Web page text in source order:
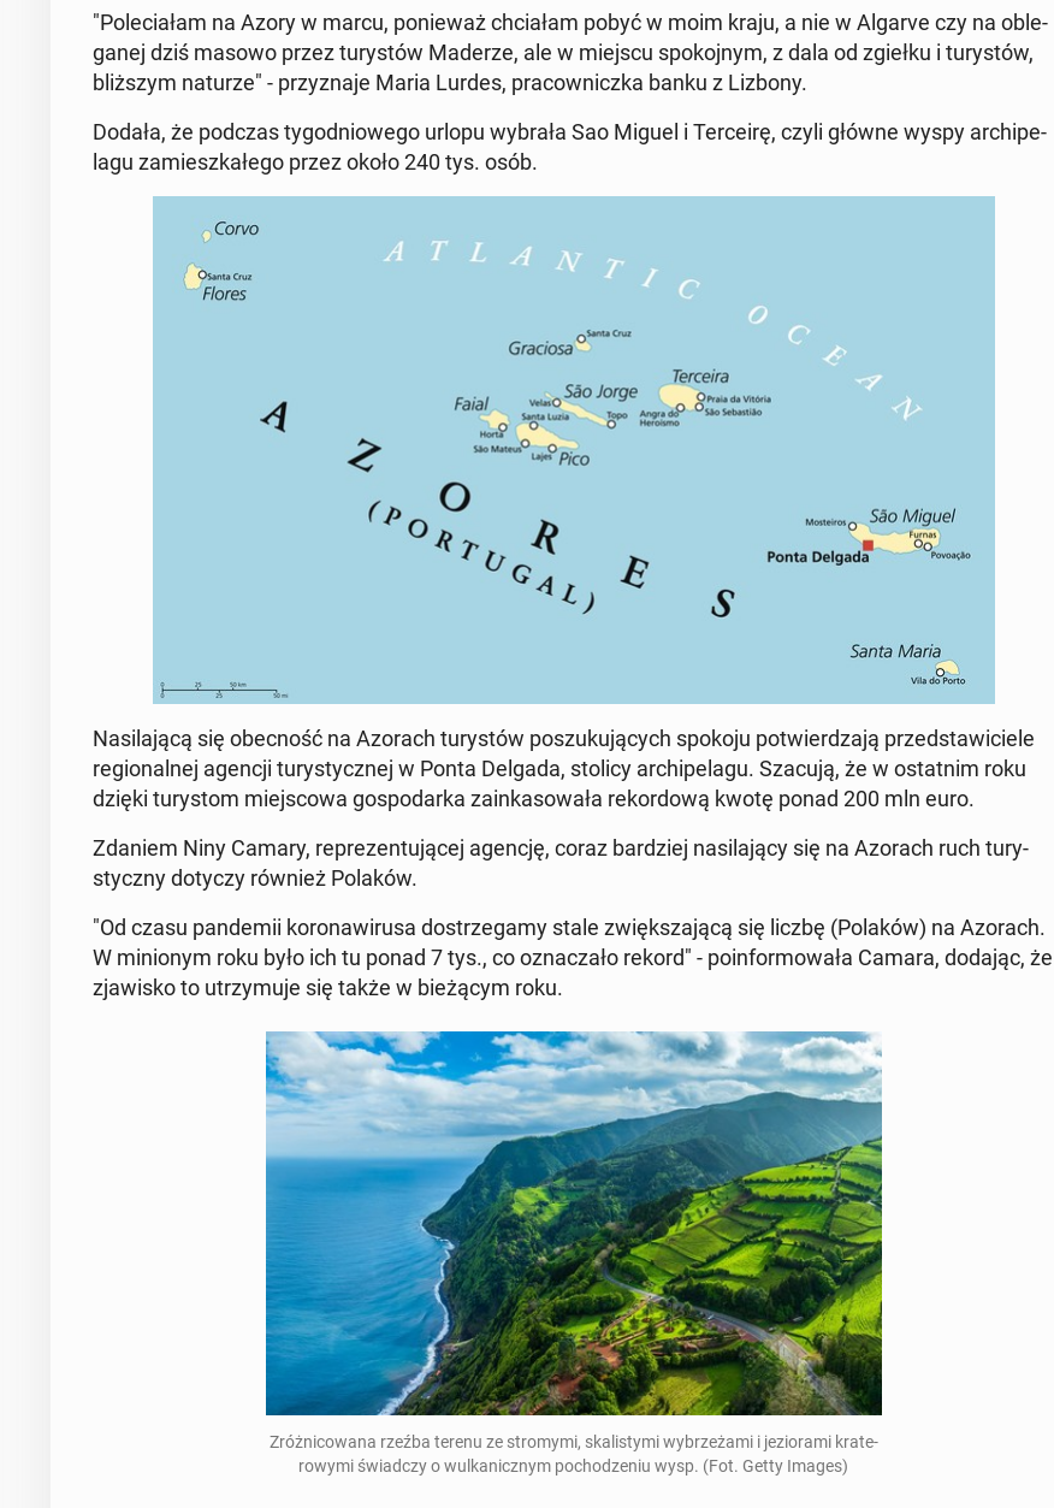
"Po­le­cia­łam na Azory w marcu, po­nie­waż chcia­łam pobyć w moim kraju, a nie w Algarve czy na ob­le­
ga­nej dziś masowo przez tu­ry­stów Maderze, ale w miejscu spo­koj­nym, z dala od zgiełku i tu­ry­stów,
bliż­szym naturze" - przy­zna­je Maria Lurdes, pra­cow­nicz­ka banku z Lizbony.
Dodała, że podczas ty­go­dnio­we­go urlopu wybrała Sao Miguel i Ter­ce­irę, czyli główne wyspy ar­chi­pe­
la­gu za­miesz­ka­łe­go przez około 240 tys. osób.
Na­si­la­ją­cą się obec­ność na Azorach tu­ry­stów po­szu­ku­ją­cych spokoju po­twier­dza­ją przed­sta­wi­cie­le
re­gio­nal­nej agencji tu­ry­stycz­nej w Ponta Delgada, stolicy ar­chi­pe­la­gu. Szacują, że w ostat­nim roku
dzięki tu­ry­stom miej­sco­wa go­spo­dar­ka za­in­ka­so­wa­ła re­kor­do­wą kwotę ponad 200 mln euro.
Zdaniem Niny Camary, re­pre­zen­tu­ją­cej agencję, coraz bar­dziej na­si­la­ją­cy się na Azorach ruch tu­ry­
stycz­ny dotyczy również Polaków.
"Od czasu pan­de­mii ko­ro­na­wi­ru­sa do­strze­ga­my stale zwięk­sza­ją­cą się liczbę (Polaków) na Azorach.
W mi­nio­nym roku było ich tu ponad 7 tys., co ozna­cza­ło rekord" - po­in­for­mo­wa­ła Camara, dodając, że
zja­wi­sko to utrzy­mu­je się także w bie­żą­cym roku.
Zróż­ni­co­wa­na rzeźba terenu ze stro­my­mi, ska­li­sty­mi wy­brze­ża­mi i je­zio­ra­mi kra­te­
ro­wy­mi świad­czy o wul­ka­nicz­nym po­cho­dze­niu wysp. (Fot. Getty Images)